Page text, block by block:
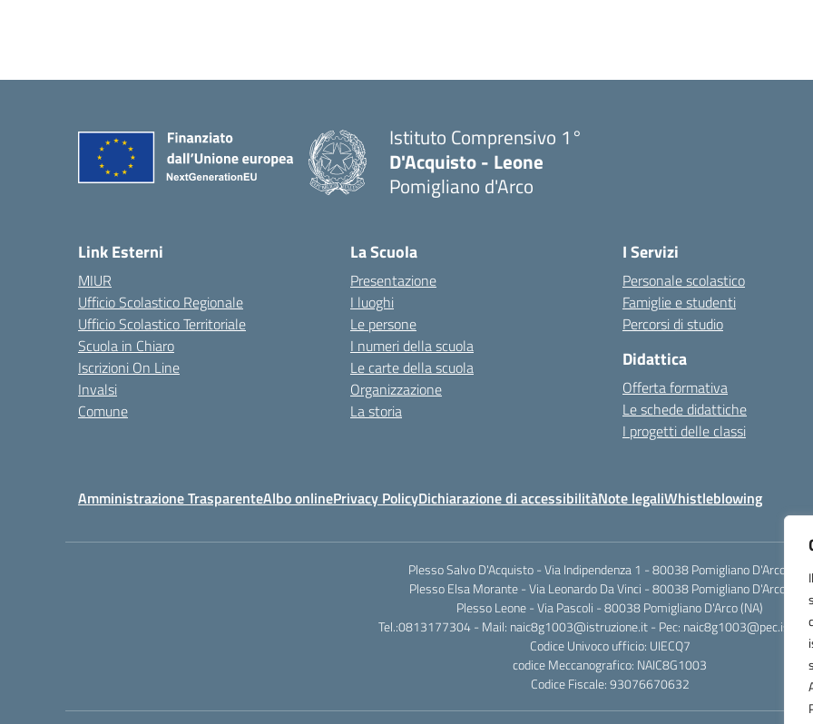
Istituto Comprensivo 1°
D'Acquisto - Leone
Pomigliano d'Arco
Link Esterni
MIUR
Ufficio Scolastico Regionale
Ufficio Scolastico Territoriale
Scuola in Chiaro
Iscrizioni On Line
Invalsi
Comune
La Scuola
Presentazione
I luoghi
Le persone
I numeri della scuola
Le carte della scuola
Organizzazione
La storia
I Servizi
Personale scolastico
Famiglie e studenti
Percorsi di studio
Didattica
Offerta formativa
Le schede didattiche
I progetti delle classi
Amministrazione TrasparenteAlbo onlinePrivacy PolicyDichiarazione di accessibilitàNote legaliWhistleblowing
Plesso Salvo D'Acquisto - Via Indipendenza 1 - 80038 Pomigliano D'Arco (NA)
Plesso Elsa Morante - Via Leonardo Da Vinci - 80038 Pomigliano D'Arco (NA)
Plesso Leone - Via Pascoli - 80038 Pomigliano D'Arco (NA)
Tel.:0813177304 - Mail: naic8g1003@istruzione.it - Pec:
Codice Univoco ufficio: UIECQ7
codice Meccanografico: NAIC8G1003
Codice Fiscale: 93076670632